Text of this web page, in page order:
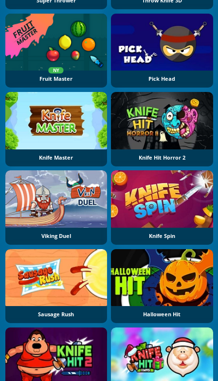
NY
Fruit Master Pick Head
Knife Master Knife Hit Horror 2
Viking Duel Knife Spin
Sausage Rush Halloween Hit